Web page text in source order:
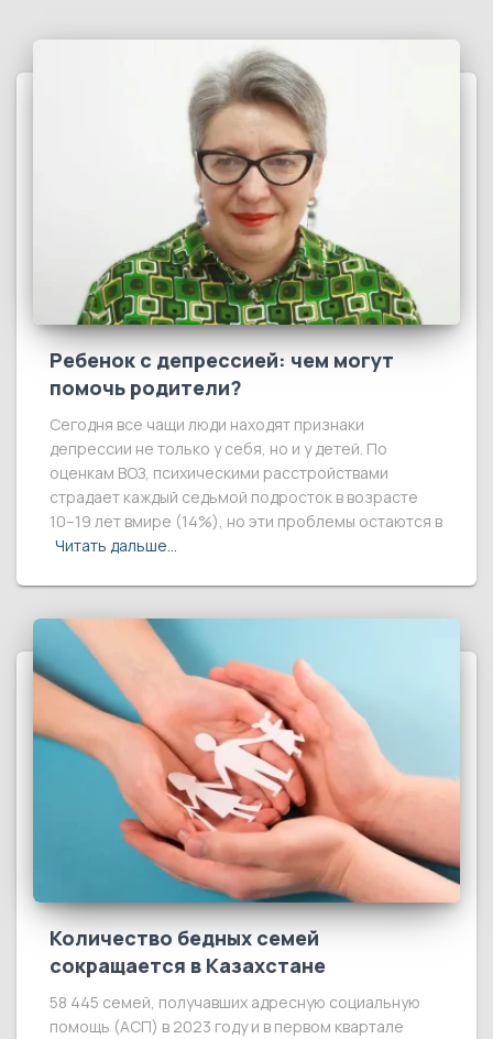
Ребенок с депрессией: чем могут
помочь родители?
Сегодня все чащи люди находят признаки
депрессии не только у себя, но и у детей. По
оценкам ВОЗ, психическими расстройствами
страдает каждый седьмой подросток в возрасте
10–19 лет вмире (14%), но эти проблемы остаются в
Читать дальше…
Количество бедных семей
сокращается в Казахстане
58 445 семей, получавших адресную социальную
помощь (АСП) в 2023 году и в первом квартале